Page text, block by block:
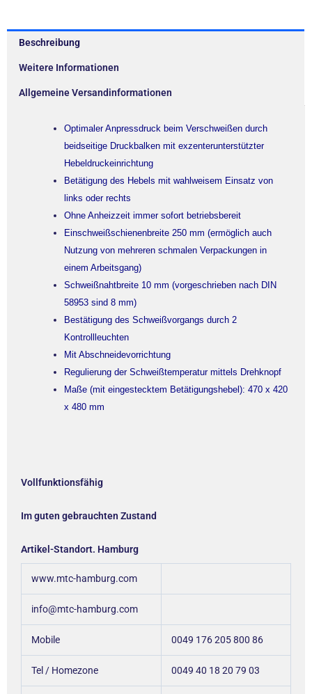
Beschreibung
Weitere Informationen
Allgemeine Versandinformationen
Optimaler Anpressdruck beim Verschweißen durch
beidseitige Druckbalken mit exzenterunterstützter
Hebeldruckeinrichtung
Betätigung des Hebels mit wahlweisem Einsatz von
links oder rechts
Ohne Anheizzeit immer sofort betriebsbereit
Einschweißschienenbreite 250 mm (ermöglich auch
Nutzung von mehreren schmalen Verpackungen in
einem Arbeitsgang)
Schweißnahtbreite 10 mm (vorgeschrieben nach DIN
58953 sind 8 mm)
Bestätigung des Schweißvorgangs durch 2
Kontrollleuchten
Mit Abschneidevorrichtung
Regulierung der Schweißtemperatur mittels Drehknopf
Maße (mit eingestecktem Betätigungshebel): 470 x 420
x 480 mm
Vollfunktionsfähig
Im guten gebrauchten Zustand
Artikel-Standort. Hamburg
www.mtc-hamburg.com
info@mtc-hamburg.com
Mobile 0049 176 205 800 86
Tel / Homezone 0049 40 18 20 79 03